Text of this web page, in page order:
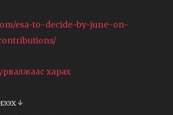
esa-to-decide-by-june-on-
харах
↓